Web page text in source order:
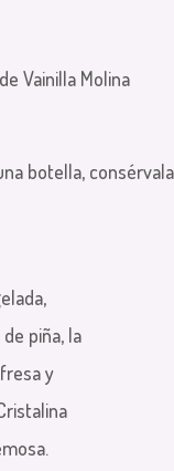
Vainilla Molina
botella,
piña, la
y